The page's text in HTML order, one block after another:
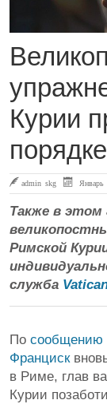
Курии
порядке
admin skg Январь
Также в этом
Римской
служба
По сообщению
Франциск
в Риме, глав
Курии